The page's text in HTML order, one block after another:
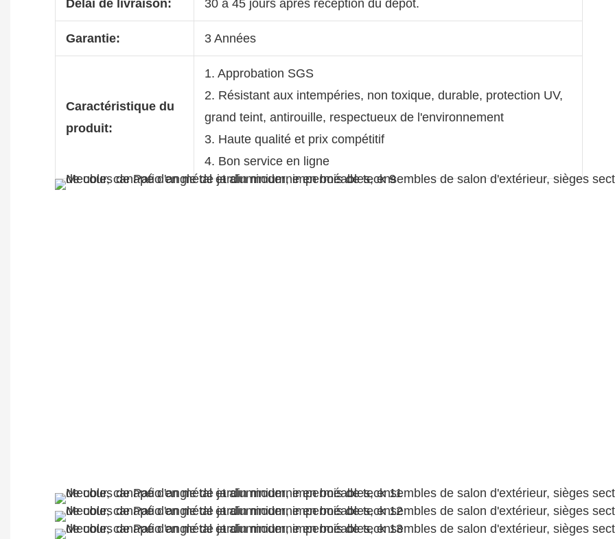
Délai de livraison: 30 à 45 jours après réception du dépôt.
Garantie: 3 Années
Caractéristique du
produit:
1. Approbation SGS
2. Résistant aux intempéries, non toxique, durable, protection UV,
grand teint, antirouille, respectueux de l'environnement
3. Haute qualité et prix compétitif
4. Bon service en ligne